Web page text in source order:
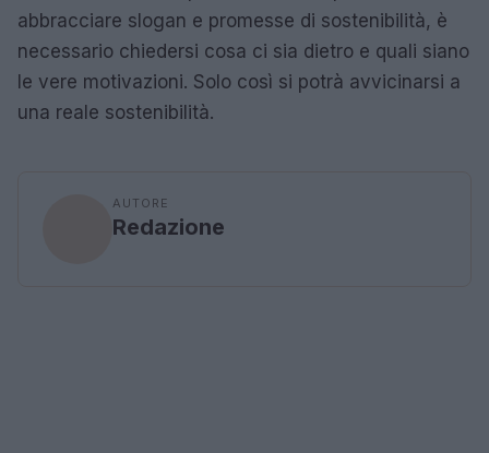
abbracciare slogan e promesse di sostenibilità, è
necessario chiedersi cosa ci sia dietro e quali siano
le vere motivazioni. Solo così si potrà avvicinarsi a
una reale sostenibilità.
AUTORE
Redazione